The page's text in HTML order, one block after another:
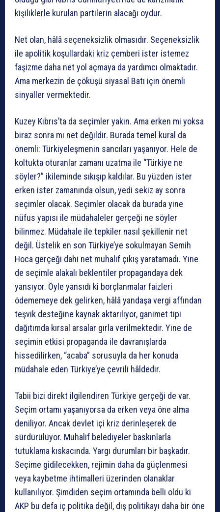
kişiliklerle kurulan partilerin alacağı oydur.
Net olan, hâlâ seçeneksizlik olmasıdır. Seçeneksizlik
ile apolitik koşullardaki kriz çemberi ister istemez
faşizme daha net yol açmaya da yardımcı olmaktadır.
Ama merkezin de çöküşü siyasal Batı için önemli
sinyaller vermektedir.
Kuzey Kıbrıs’ta da seçimler yakın. Ama erken mi yoksa
biraz sonra mı net değildir. Burada temel kural da
önemli: Türkiyeleşmenin sancıları yaşanıyor. Hele de
koltukta oturanlar zamanı uzatma ile “Türkiye ne
söyler?” ikileminde sıkışıp kaldılar. Bu yüzden ister
erken ister zamanında olsun, yedi sekiz ay sonra
seçimler olacak. Seçimler olacak da burada yine
nüfus yapısı ile müdahaleler gerçeği ne söyler
bilinmez. Müdahale ile tepkiler nasıl şekillenir net
değil. Üstelik en son Türkiye’ye sokulmayan Semih
Hoca gerçeği dahi net muhalif çıkış yaratamadı. Yine
de seçimle alakalı beklentiler propagandaya dek
yansıyor. Öyle yansıdı ki borçlanmalar faizleri
ödememeye dek gelirken, hâlâ yandaşa vergi affından
teşvik desteğine kaynak aktarılıyor, ganimet tipi
dağıtımda kırsal arsalar gırla verilmektedir. Yine de
seçimin etkisi propaganda ile davranışlarda
hissedilirken, “acaba” sorusuyla da her konuda
müdahale eden Türkiye’ye çevrili hâldedir.
Tabii bizi direkt ilgilendiren Türkiye gerçeği de var.
Seçim ortamı yaşanıyorsa da erken veya öne alma
deniliyor. Ancak devlet içi kriz derinleşerek de
sürdürülüyor. Muhalif belediyeler baskınlarla
tutuklama kıskacında. Yargı durumları bir başkadır.
Seçime gidilecekken, rejimin daha da güçlenmesi
veya kaybetme ihtimalleri üzerinden olanaklar
kullanılıyor. Şimdiden seçim ortamında belli oldu ki
AKP bu defa iç politika değil, dış politikayı daha bir öne